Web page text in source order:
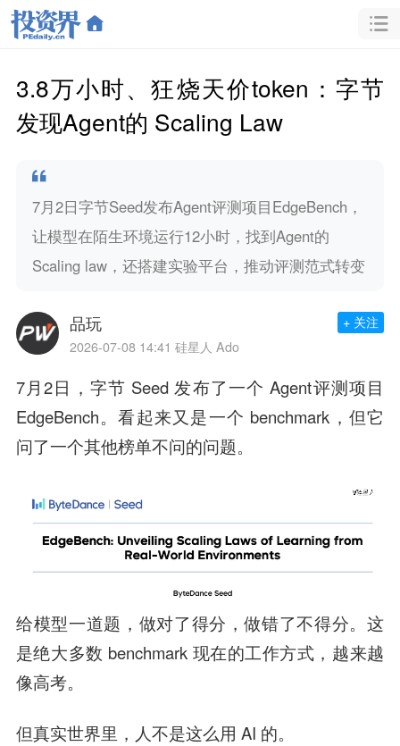
3.8万小时、狂烧天价token：字节
发现Agent的 Scaling Law
7月2日字节Seed发布Agent评测项目EdgeBench，
让模型在陌生环境运行12小时，找到Agent的
Scaling law，还搭建实验平台，推动评测范式转变
品玩
2026-07-08 14:41 硅星人 Ado
+ 关注
7月2日，字节 Seed 发布了一个 Agent评测项目
EdgeBench。看起来又是一个 benchmark，但它
问了一个其他榜单不问的问题。
给模型一道题，做对了得分，做错了不得分。这
是绝大多数 benchmark 现在的工作方式，越来越
像高考。
但真实世界里，人不是这么用 AI 的。